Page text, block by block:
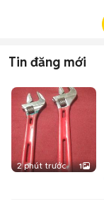
Tin đăng mới
2 phút trước 1